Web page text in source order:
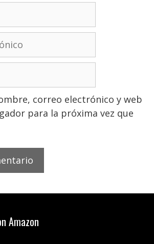
correo electrónico y web
para la próxima vez que
Amazon